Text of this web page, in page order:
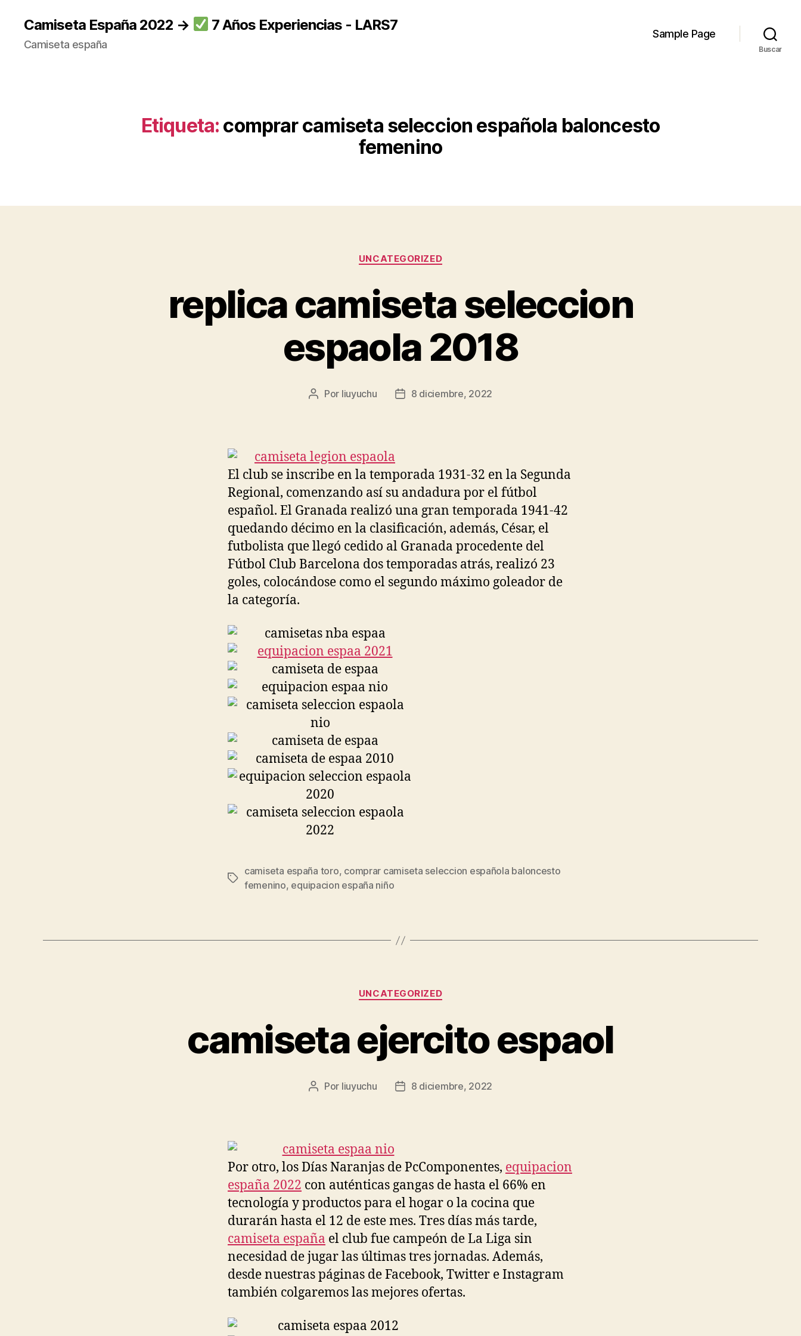
Camiseta España 2022 → 7 Años Experiencias - LARS7
Camiseta españa
Sample Page
Buscar
Etiqueta: comprar camiseta seleccion española baloncesto
femenino
Categorías
UNCATEGORIZED
replica camiseta seleccion
espaola 2018
Autor
Por liuyuchu
Fecha8 diciembre, 2022
El club se inscribe en la temporada 1931-32 en la Segunda
Regional, comenzando así su andadura por el fútbol
español. El Granada realizó una gran temporada 1941-42
quedando décimo en la clasificación, además, César, el
futbolista que llegó cedido al Granada procedente del
Fútbol Club Barcelona dos temporadas atrás, realizó 23
goles, colocándose como el segundo máximo goleador de
la categoría.
Etiquetas
camiseta españa toro, comprar camiseta seleccion española baloncesto
femenino, equipacion españa niño
Categorías
UNCATEGORIZED
camiseta ejercito espaol
Autor
Por liuyuchu
Fecha8 diciembre, 2022
Por otro, los Días Naranjas de PcComponentes, equipacion
españa 2022 con auténticas gangas de hasta el 66% en
tecnología y productos para el hogar o la cocina que
durarán hasta el 12 de este mes. Tres días más tarde,
camiseta españa el club fue campeón de La Liga sin
necesidad de jugar las últimas tres jornadas. Además,
desde nuestras páginas de Facebook, Twitter e Instagram
también colgaremos las mejores ofertas.